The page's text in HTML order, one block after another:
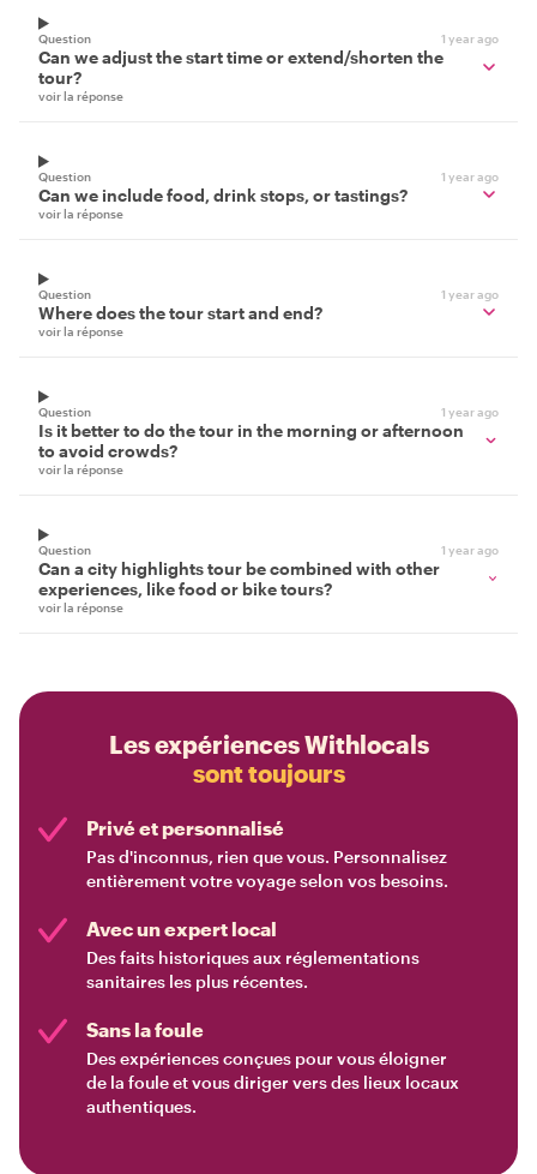
Question 1 year ago
Can we adjust the start time or extend/shorten the
tour?
voir la réponse
Question 1 year ago
Can we include food, drink stops, or tastings?
voir la réponse
Question 1 year ago
Where does the tour start and end?
voir la réponse
Question 1 year ago
Is it better to do the tour in the morning or afternoon
to avoid crowds?
voir la réponse
Question 1 year ago
Can a city highlights tour be combined with other
experiences, like food or bike tours?
voir la réponse
Les expériences Withlocals
sont toujours
Privé et personnalisé
Pas d'inconnus, rien que vous. Personnalisez
entièrement votre voyage selon vos besoins.
Avec un expert local
Des faits historiques aux réglementations
sanitaires les plus récentes.
Sans la foule
Des expériences conçues pour vous éloigner
de la foule et vous diriger vers des lieux locaux
authentiques.